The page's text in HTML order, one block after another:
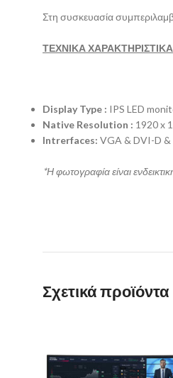
Στη συσκευασία
ΤΕΧΝΙΚΑ ΧΑΡΑΚΤΗΡΙΣΤΙΚΑ
Display Type : IPS LED
Native Resolution : 1920 x
Intrerfaces: VGA & DVI-D &
*Η φωτογραφία είναι
Σχετικά προϊόντα